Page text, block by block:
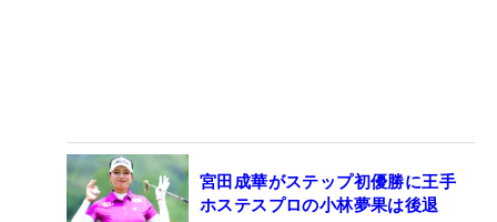
宮田成華がステップ初優勝に王手
ホステスプロの小林夢果は後退